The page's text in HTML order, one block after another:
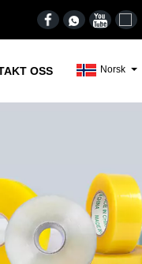
Norsk‎
OSS